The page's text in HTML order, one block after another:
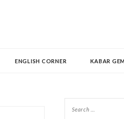
ENGLISH CORNER KABAR